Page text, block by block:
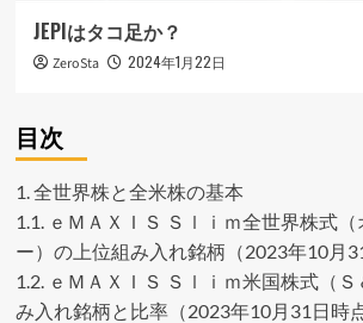
JEPIはタコ足か？
ZeroSta 2024年1月22日
目次
1. 全世界株と全米株の基本
1.1.
ｅＭＡＸＩＳ Ｓｌｉｍ全世界株式
ー）の上位組み入れ銘柄（2023年10月
1.2. ｅＭＡＸＩＳ Ｓｌｉｍ米国株式（
み入れ銘柄と比率（2023年10月31日時点